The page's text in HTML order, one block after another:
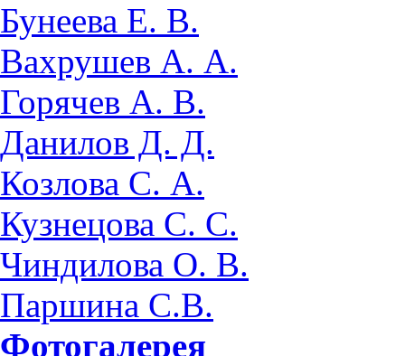
Бунеева Е. В.
Вахрушев А. А.
Горячев А. В.
Данилов Д. Д.
Козлова С. А.
Кузнецова С. С.
Чиндилова О. В.
Паршина С.В.
Фотогалерея